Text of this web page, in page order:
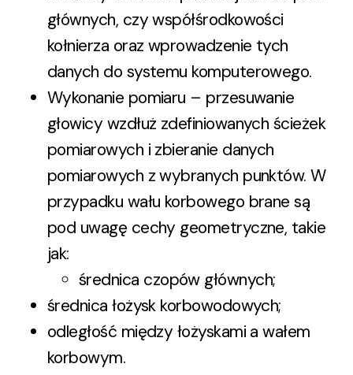
głównych, czy współśrodkowości
kołnierza oraz wprowadzenie tych
danych do systemu komputerowego.
Wykonanie pomiaru – przesuwanie
głowicy wzdłuż zdefiniowanych ścieżek
pomiarowych i zbieranie danych
pomiarowych z wybranych punktów. W
przypadku wału korbowego brane są
pod uwagę cechy geometryczne, takie
jak:
średnica czopów głównych;
średnica łożysk korbowodowych;
odległość między łożyskami a wałem
korbowym.